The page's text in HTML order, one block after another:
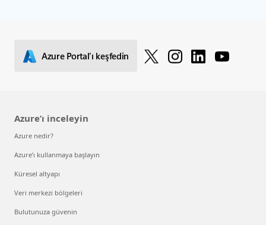
Azure Portal’ı keşfedin
Azure’ı inceleyin
Azure nedir?
Azure’ı kullanmaya başlayın
Küresel altyapı
Veri merkezi bölgeleri
Bulutunuza güvenin